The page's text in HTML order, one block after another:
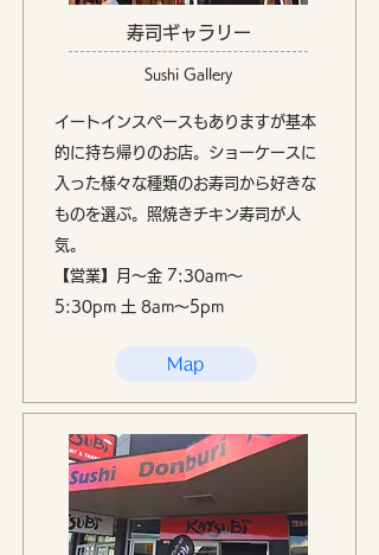
Sushi Gallery
イートインスペースもありますが基本
的に持ち帰りのお店。ショーケースに
入った様々な種類のお寿司から好きな
ものを選ぶ。照焼きチキン寿司が人
気。
【営業】
月〜金 7:30am〜
5:30pm 土 8am〜5pm
寿司ギャラリー
Map